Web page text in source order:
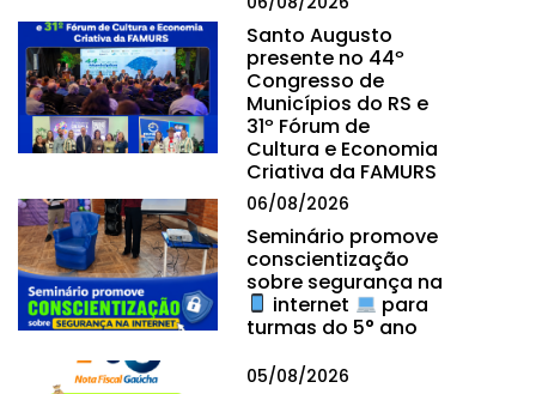
Santo Augusto
presente no 44º
Congresso de
Municípios do RS e
31º Fórum de
Cultura e Economia
Criativa da FAMURS
06/08/2026
Seminário promove
conscientização
sobre segurança na
internet
para
turmas do 5° ano
05/08/2026